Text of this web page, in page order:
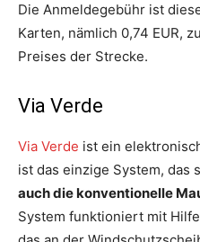
Die Anmeldegebühr ist
Karten, nämlich 0,74 EUR,
Preises der Strecke.
Via Verde
Via Verde ist ein
ist das einzige System, das
auch die konventionelle
System funktioniert mit